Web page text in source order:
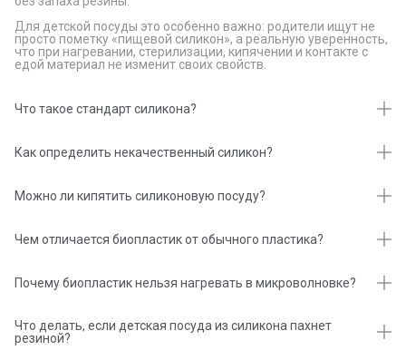
Для детской посуды это особенно важно: родители ищут не
просто пометку «пищевой силикон», а реальную уверенность,
что при нагревании, стерилизации, кипячении и контакте с
едой материал не изменит своих свойств.
Что такое стандарт силикона?
Существует несколько стандартов, которые определяют, для
каких целей можно использовать тот или иной силикон. Весь
силикона. Он означает, что изделия безопасны при контакте с
Как определить некачественный силикон?
руках.
Некачественный силикон имеет характерный сильный запах.
Проверьте наличие маркировки
Можно ли кипятить силиконовую посуду?
и мыть в посудомоечной машине благодаря чистому составу
материала.
Чем отличается биопластик от обычного пластика?
материал, который получают из кукурузного крахмала и
сахарного тростника. В процессе производства крахмал
Почему биопластик нельзя нагревать в микроволновке?
он быстрее придёт в негодность, если регулярно нагревать
его выше 70°C. Материалы растительного происхождения не
выдерживают таких температур.
Что делать, если детская посуда из силикона пахнет
резиной?